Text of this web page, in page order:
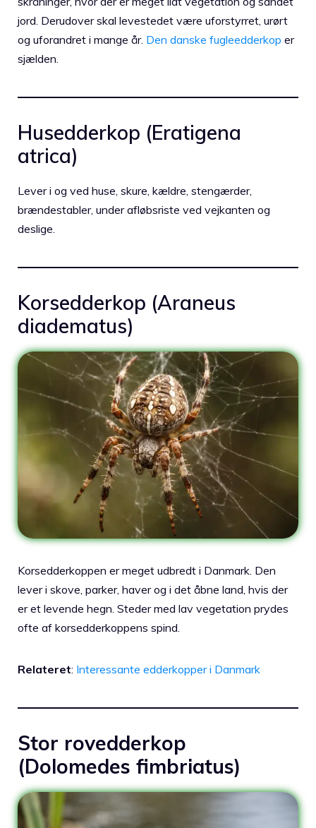
jord. Derudover skal levestedet være uforstyrret, urørt
og uforandret i mange år. Den danske fugleedderkop er
sjælden.
Husedderkop (Eratigena
atrica)
Lever i og ved huse, skure, kældre, stengærder,
brændestabler, under afløbsriste ved vejkanten og
deslige.
Korsedderkop (Araneus
diadematus)
Korsedderkoppen er meget udbredt i Danmark. Den
lever i skove, parker, haver og i det åbne land, hvis der
er et levende hegn. Steder med lav vegetation prydes
ofte af korsedderkoppens spind.
Relateret: Interessante edderkopper i Danmark
Stor rovedderkop
(Dolomedes fimbriatus)